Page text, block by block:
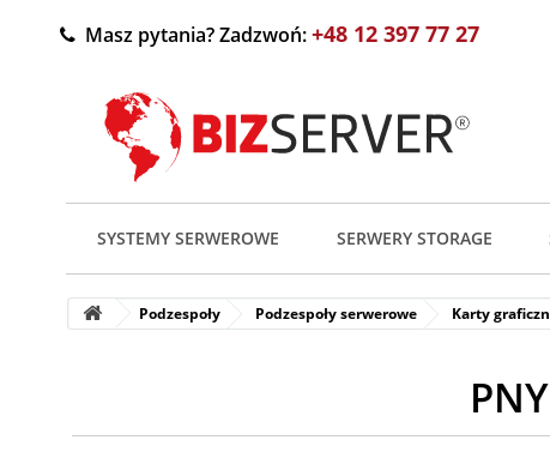
Masz pytania? Zadzwoń:+48 12 397 77 27
SYSTEMY SERWEROWE SERWERY STORAGE
Podzespoły Podzespoły serwerowe Karty